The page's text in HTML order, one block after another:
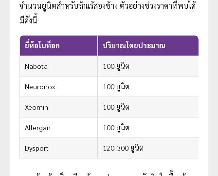
จำนวนยูนิตสำหรับรักแร้สองข้าง ตัวอย่างช่วงราคาที่พบได้
มีดังนี้
ยี่ห้อโบท็อก ปริมาณโดยประมาณ
Nabota 100 ยูนิต
Neuronox 100 ยูนิต
Xeomin 100 ยูนิต
Allergan 100 ยูนิต
Dysport 120-300 ยูนิต